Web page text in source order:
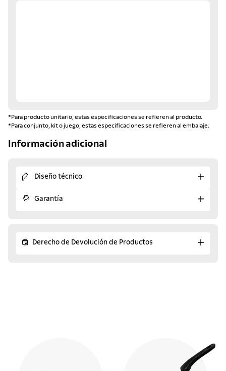
*Para producto unitario, estas especificaciones se refieren al producto.
*Para conjunto, kit o juego, estas especificaciones se refieren al embalaje.
Información adicional
Diseño técnico
Garantía
Derecho de Devolución de Productos